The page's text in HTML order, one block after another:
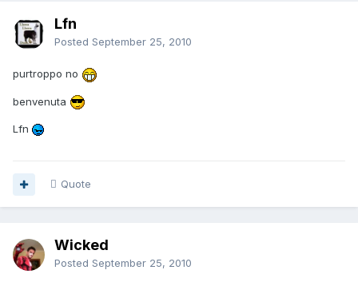
Lfn
Posted September 25, 2010
purtroppo no
benvenuta
Lfn
Quote
Wicked
Posted September 25, 2010